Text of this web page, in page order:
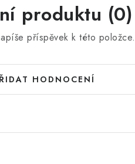
produktu (0)
příspěvek k této položce.
HODNOCENÍ